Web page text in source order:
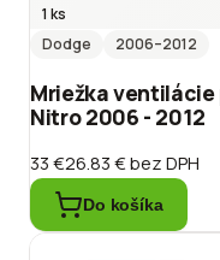
1 ks
Dodge
2006–2012
Mriežka
Nitro 2006 - 2012
33 €26.83 €bez DPH
Do košíka